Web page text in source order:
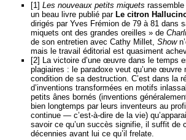
[1] Les nouveaux petits miquets
un beau livre publié par Le citron
dirigés par Yves Frémion de 79 à 81 dans
miquets ont des grandes oreilles » de
de son entretien avec Cathy Millet, Show
mais le travail éditorial est quasiment
[2] La victoire d’une œuvre dans le temps
plagiaires : le paradoxe veut qu’une œuvre
condition de sa destruction. C’est dans la
d’inventions transformées en motifs
petits ânes bornés (inventions
bien longtemps par leurs inventeurs au
continue — c’est-à-dire de la vie)
savoir ce qu’un succès signifie, il suffit de
décennies avant lui ce qu’il frelate.